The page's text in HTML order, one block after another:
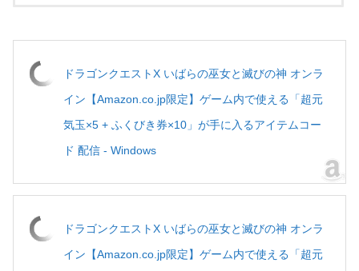
ドラゴンクエストX いばらの巫女と滅びの神 オンラ
イン【Amazon.co.jp限定】ゲーム内で使える「超元
気玉×5 + ふくびき券×10」が手に入るアイテムコー
ド 配信 - Windows
ドラゴンクエストX いばらの巫女と滅びの神 オンラ
イン【Amazon.co.jp限定】ゲーム内で使える「超元